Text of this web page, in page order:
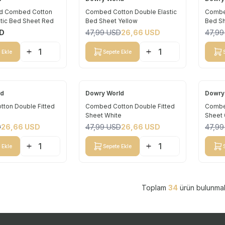
Combed Cotton
Bed Sheet Red
Ekle
%44
Combed Cotton Double Elastic
Bed Sheet Yellow
47,99USD26,66 USD
Sepete Ekle
%44
Bed
47,99
Double Fitted
26,66 USD
Ekle
Yeni
%44
Dowry World
Combed Cotton Double Fitted
Sheet White
47,99USD26,66 USD
Sepete Ekle
Yeni
%44
Sheet
47,99
Toplam 34ürün